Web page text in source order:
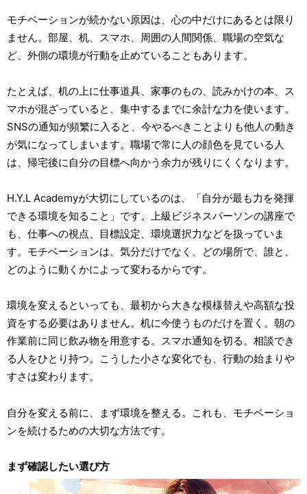
モチベーションが続かない原因は、心の中だけにあるとは限り
ません。部屋、机、スマホ、周囲の人間関係、職場の空気な
ど、外側の環境が行動を止めていることもあります。
たとえば、机の上に仕事道具、家事のもの、読みかけの本、ス
マホが混ざっていると、集中するまでに余計な力を使います。
SNSの通知が頻繁に入ると、今やるべきことよりも他人の動き
が気になってしまいます。職場で常に人の顔色を見ている人
は、帰宅後に自分の目標へ向かう余力が残りにくくなります。
H.Y.L Academyが大切にしているのは、「自分が最も力を発揮
できる環境を知ること」です。上級ビジネスパーソンの講座で
も、仕事への視点、目標設定、環境選択力などを扱っていま
す。モチベーションは、気分だけでなく、どの場所で、誰と、
どのように動くかによって変わるからです。
環境を変えるといっても、最初から大きな模様替えや高額な投
資をする必要はありません。机に今使うものだけを置く。朝の
作業前に同じ飲み物を用意する。スマホ通知を切る。相談でき
る人をひとり持つ。こうした小さな変化でも、行動の始まりや
すさは変わります。
自分を変える前に、まず環境を整える。これも、モチベーショ
ンを続けるための大切な方法です。
まず確認したい選び方